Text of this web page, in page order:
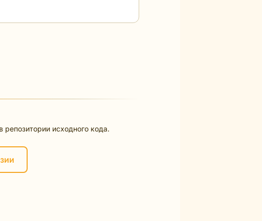
исходного кода.